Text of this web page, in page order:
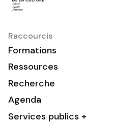
Raccourcis
Formations
Ressources
Recherche
Agenda
Services publics +